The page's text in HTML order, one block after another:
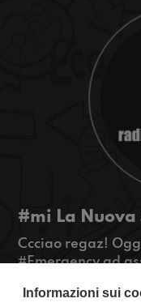
#mi La Nuova
Ccciao regaz!
#Emergency ad
faremo anche
Informazioni sui